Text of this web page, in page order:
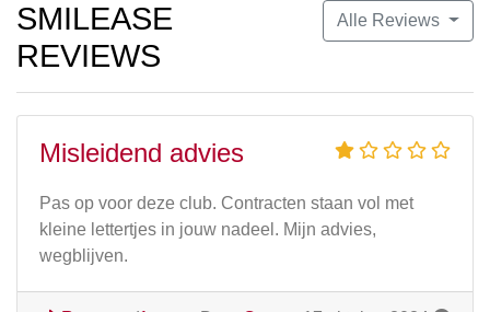
Alle Reviews
SMILEASE
REVIEWS
Misleidend advies
Pas op voor deze club. Contracten staan vol met
kleine lettertjes in jouw nadeel. Mijn advies,
wegblijven.